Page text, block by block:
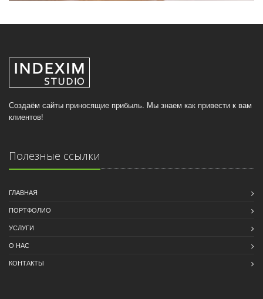
Создаём сайты приносящие прибыль. Мы знаем как привести к вам
клиентов!
Полезные ссылки
ГЛАВНАЯ
ПОРТФОЛИО
УСЛУГИ
О НАС
КОНТАКТЫ